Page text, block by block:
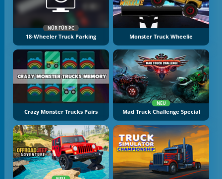
NÜR FÜR PC
18-Wheeler Truck Parking Monster Truck Wheelie
Crazy Monster Trucks Pairs
NEU
Mad Truck Challenge Special